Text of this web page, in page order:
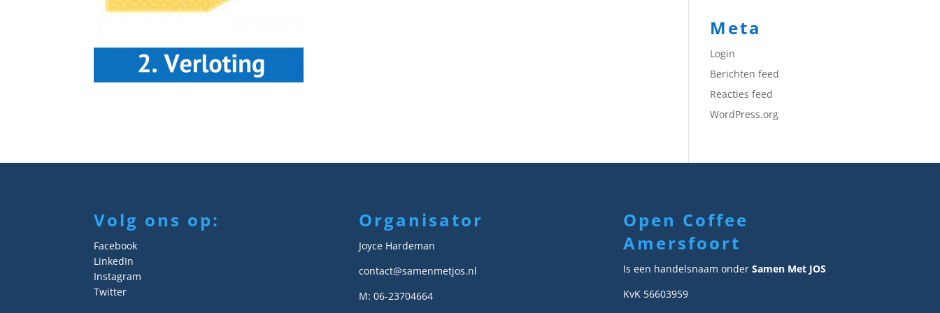
Meta
Login
Berichten feed
Reacties feed
WordPress.org
Volg ons op:
Facebook
LinkedIn
Instagram
Twitter
Organisator
Joyce Hardeman
contact@samenmetjos.nl
M: 06-23704664
Open Coffee
Amersfoort
Is een handelsnaam onder Samen Met JOS
KvK 56603959